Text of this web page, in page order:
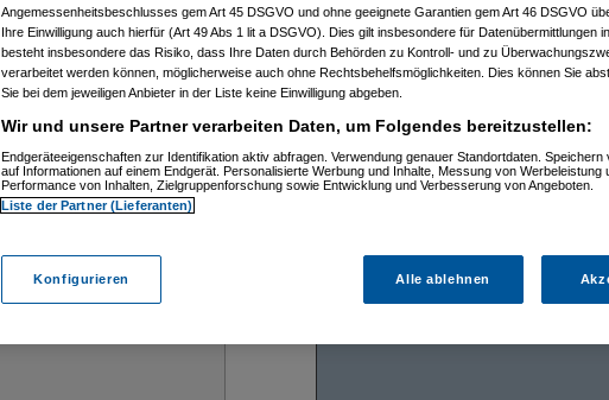
Angemessenheitsbeschlusses gem Art 45 DSGVO und ohne geeignete Garantien gem Art 46 DSGVO
Ihre Einwilligung auch hierfür (Art 49 Abs 1 lit a DSGVO). Dies gilt insbesondere für Datenübermittlungen
besteht insbesondere das Risiko, dass Ihre Daten durch Behörden zu Kontroll- und zu
verarbeitet werden können, möglicherweise auch ohne Rechtsbehelfsmöglichkeiten. Dies können Sie
Sie bei dem jeweiligen Anbieter in der Liste keine Einwilligung abgeben.
Wir und unsere Partner verarbeiten Daten, um Folgendes bereitzustellen:
Endgeräteeigenschaften zur Identifikation aktiv abfragen. Verwendung genauer Standortdaten. Speichern
auf Informationen auf einem Endgerät. Personalisierte Werbung und Inhalte, Messung von Werbeleistung
Performance von Inhalten, Zielgruppenforschung sowie Entwicklung und Verbesserung von Angeboten.
Liste der Partner (Lieferanten)
Konfigurieren Alle ablehnen